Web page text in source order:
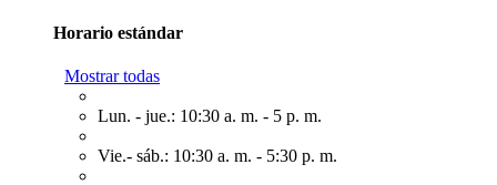
Horario estándar
Mostrar todas
Lun. - jue.: 10:30 a. m. - 5 p. m.
Vie.- sáb.: 10:30 a. m. - 5:30 p. m.